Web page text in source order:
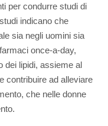
per condurre studi di
indicano che
sia negli uomini sia
once-a-day,
dei lipidi, assieme al
contribuire ad alleviare
che nelle donne